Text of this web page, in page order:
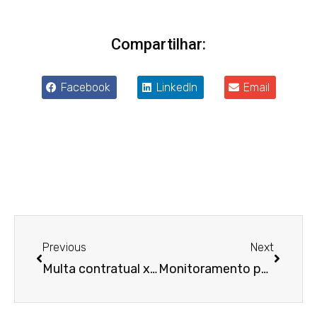
Compartilhar:
Facebook LinkedIn Email
Previous
Multa contratual x Cláusula penal: entenda as diferenças e evite confusões jurídicas
Next
Monitoramento por câmeras no ambiente de trabalho: o que diz a LGPD?